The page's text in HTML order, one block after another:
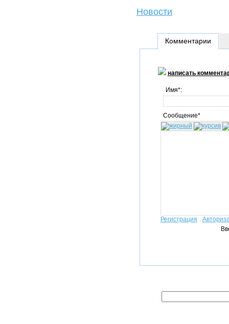
Новости
Комментарии
написать
Имя*:
Сообщение*
Регистрация